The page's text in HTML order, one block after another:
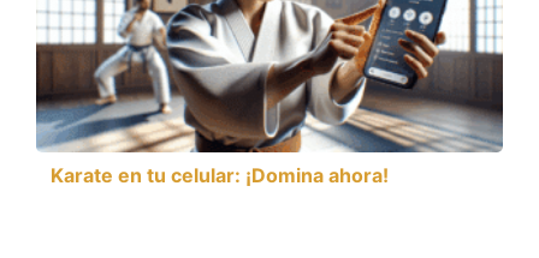
Karate en tu celular: ¡Domina ahora!